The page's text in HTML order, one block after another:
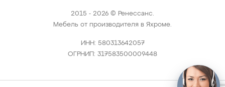
2015 - 2026 © Ренессанс.
Мебель от производителя в Яхроме.
ИНН: 580313642057
ОГРНИП: 317583500009448